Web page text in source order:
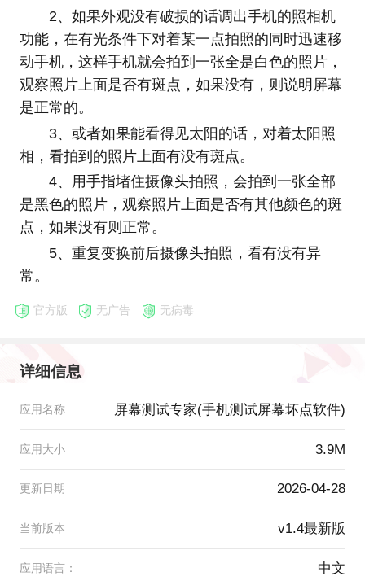
2、如果外观没有破损的话调出手机的照相机
功能，在有光条件下对着某一点拍照的同时迅速移
动手机，这样手机就会拍到一张全是白色的照片，
观察照片上面是否有斑点，如果没有，则说明屏幕
是正常的。
3、或者如果能看得见太阳的话，对着太阳照
相，看拍到的照片上面有没有斑点。
4、用手指堵住摄像头拍照，会拍到一张全部
是黑色的照片，观察照片上面是否有其他颜色的斑
点，如果没有则正常。
5、重复变换前后摄像头拍照，看有没有异
常。
官方版 无广告 无病毒
详细信息
应用名称 屏幕测试专家(手机测试屏幕坏点软件)
应用大小 3.9M
更新日期 2026-04-28
当前版本 v1.4最新版
应用语言： 中文